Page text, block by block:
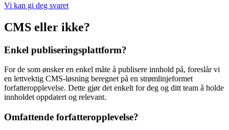
Vi kan gi deg svaret
CMS eller ikke?
Enkel publiseringsplattform?
For de som ønsker en enkel måte å publisere innhold på, foreslår vi
en lettvektig CMS-løsning beregnet på en strømlinjeformet
forfatteropplevelse. Dette gjør det enkelt for deg og ditt team å holde
innholdet oppdatert og relevant.
Omfattende forfatteropplevelse?